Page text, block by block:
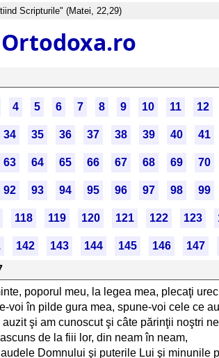
Scripturile" (Matei, 22,29)
4 5 6 7 8 9 10 11 12
34 35 36 37 38 39 40 41
63 64 65 66 67 68 69 70
92 93 94 95 96 97 98 99
118 119 120 121 122 123
142 143 144 145 146 147
poporul meu, la legea mea, plecaţi
voi în pilde gura mea, spune-voi cele ce
auzit şi am cunoscut şi câte părinţii noştri
de la fiii lor, din neam în neam,
Domnului şi puterile Lui şi minunile